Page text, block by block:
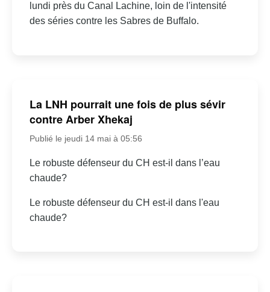
lundi près du Canal Lachine, loin de l'intensité
des séries contre les Sabres de Buffalo.
La LNH pourrait une fois de plus sévir
contre Arber Xhekaj
Publié le jeudi 14 mai à 05:56
Le robuste défenseur du CH est-il dans l’eau
chaude?
Le robuste défenseur du CH est-il dans l'eau
chaude?